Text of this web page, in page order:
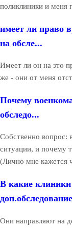
поликлиники и меня
имеет ли право
на обсле...
Имеет ли он на это
же - они от меня
Почему
обследо...
Собственно вопрос:
ситуации, и почему
(Лично мне кажется
В какие
Они направляют на